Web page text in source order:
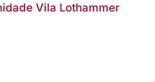
Vila Lothammer